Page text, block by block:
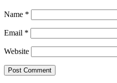
Name *
Email *
Website